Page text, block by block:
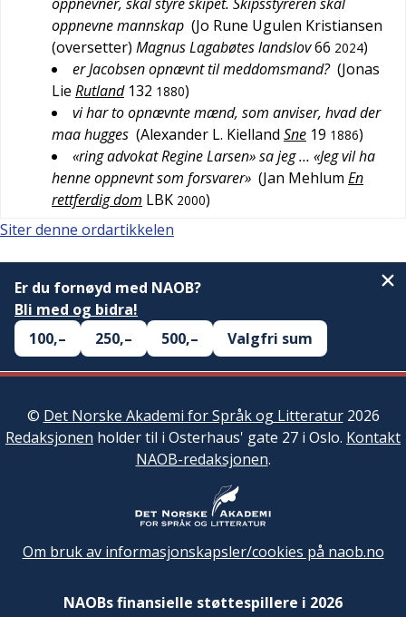
oppnevne mannskap (Jo Rune Ugulen Kristiansen
(oversetter) Magnus Lagabøtes landslov66 2024)
er Jacobsen opnævnt til meddomsmand? (Jonas
Lie Rutland 132 1880)
vi har to opnævnte mænd, som anviser, hvad der
maa hugges (Alexander L. Kielland Sne 19 1886)
«ring advokat Regine Larsen» sa jeg … «Jeg vil ha
henne oppnevnt som forsvarer» (Jan Mehlum En
rettferdig dom LBK 2000)
Siter denne ordartikkelen
Er du fornøyd med NAOB?
Bli med og bidra!
100,–
250,– 500,– Valgfri sum
© Det Norske Akademi for Språk og Litteratur2026
Redaksjonen holder til i Osterhaus' gate 27 i Oslo. Kontakt
NAOB-redaksjonen.
Om bruk av informasjonskapsler/cookies på naob.no
NAOBs finansielle støttespillere i 2026